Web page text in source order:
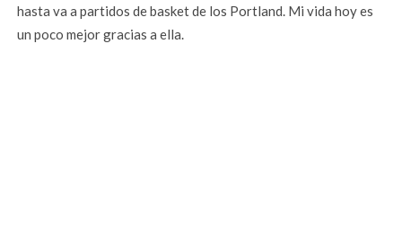
hasta va a partidos de basket de los Portland. Mi vida hoy es
un poco mejor gracias a ella.